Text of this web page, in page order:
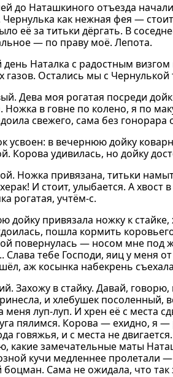
до Наташкиного отъезда
как нежная фея —
её за титьки дёргать. В
— по праву моё. Лепота.
Наталка с радостным
газов. Остались мы с Чернулькой
Дева моя рогатая посреди
Ножка в говне по колено, я по
свежего, сама без гонорара
усвоен: в вечернюю дойку
Корова удивилась, но дойку
Ножка привязана, титьки
И стоит, улыбается. А
рогатая, учтём-с.
дойку привязала ножку к
пошла кормить
повернулась — носом мне под
Слава тебе Господи, яиц у меня
аж косынка набекрень
Захожу в стайку. Давай,
и хлебушек посоленный,
меня луп-луп. И хрен её с места
пялимся. Корова — ехидно, я
говяжья, и с места не
какие замечательные маты
кучи медленнее пролетали
боцман. Сама не ожидала, что